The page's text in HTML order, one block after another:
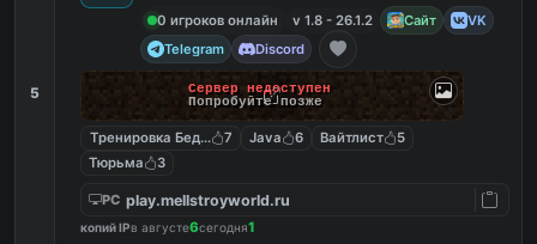
5
0 игроков онлайн
v 1.8 - 26.1.2 Сайт
VK
Telegram
Discord
Сервер недоступен
Попробуйте позже
Тренировка Бед Варс
7 Java 6 Вайтлист
5
Тюрьма
3
PC play.mellstroyworld.ru
копий IPв августе6сегодня1